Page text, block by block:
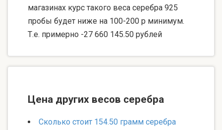
магазинах курс такого веса серебра 925
пробы будет ниже на 100-200 р минимум.
Т.е. примерно -27 660 145.50 рублей
Цена других весов серебра
Сколько стоит 154.50 грамм серебра